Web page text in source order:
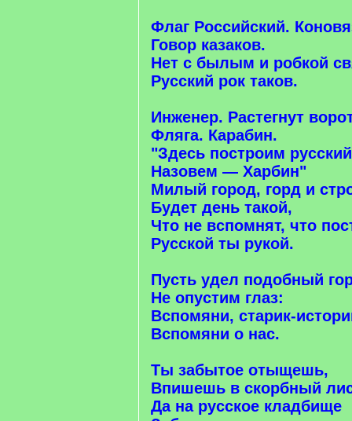
Флаг Российский.
Говор казаков.
Нет с былым и робкой
Русский рок таков.
Инженер. Растегнут
Фляга. Карабин.
"Здесь построим
Назовем — Харбин"
Милый город, горд и
Будет день такой,
Что не вспомнят, что
Русской ты рукой.
Пусть удел подобный
Не опустим глаз:
Вспомяни, старик-
Вспомяни о нас.
Ты забытое отыщешь,
Впишешь в скорбный
Да на русское кладбище